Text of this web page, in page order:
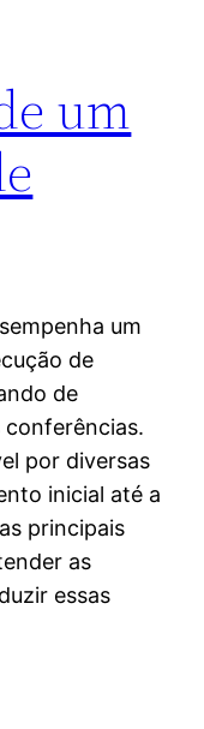
um
um
de
de
conferências.
por diversas
inicial até a
principais
as
essas